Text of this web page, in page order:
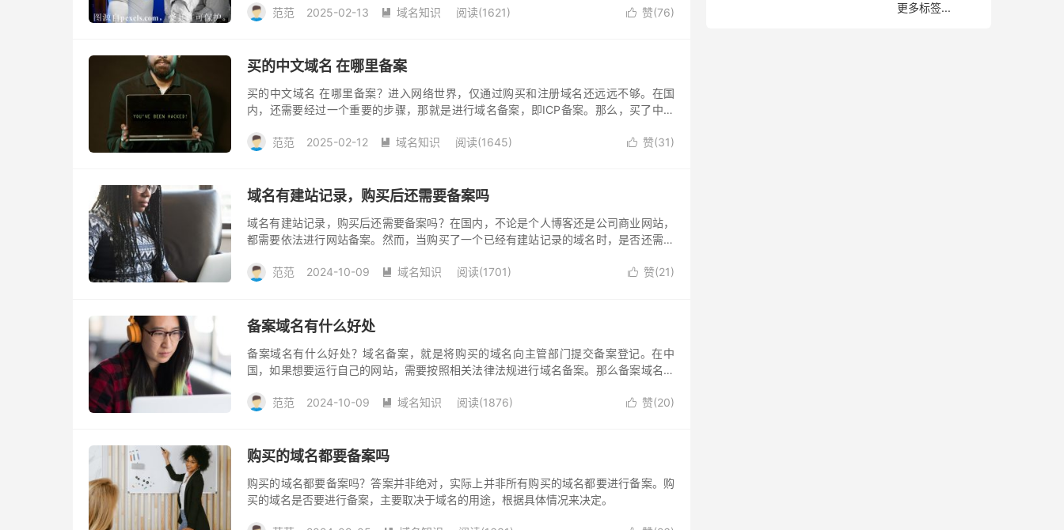
范范
2025-02-13  域名知识 阅读(1621)  赞(76)
买的中文域名 在哪里备案
买的中文域名 在哪里备案？进入网络世界，仅通过购买和注册域名还远远不够。在国
内，还需要经过一个重要的步骤，那就是进行域名备案，即ICP备案。那么，买了中文
商。比如在西部数码购买的网站主机服务器，那么就在其备案平台上提交备案。
范范 2025-02-12  域名知识 阅读(1645)  赞(31)
域名有建站记录，购买后还需要备案吗
域名有建站记录，购买后还需要备案吗？在国内，不论是个人博客还是公司商业网站，
都需要依法进行网站备案。然而，当购买了一个已经有建站记录的域名时，是否还需要
系备案接入商，按照规定要求办理备案。
范范 2024-10-09  域名知识 阅读(1701)  赞(21)
备案域名有什么好处
备案域名有什么好处？域名备案，就是将购买的域名向主管部门提交备案登记。在中
国，如果想要运行自己的网站，需要按照相关法律法规进行域名备案。那么备案域名有
范范
2024-10-09  域名知识 阅读(1876)  赞(20)
购买的域名都要备案吗
购买的域名都要备案吗？答案并非绝对，实际上并非所有购买的域名都要进行备案。购
买的域名是否要进行备案，主要取决于域名的用途，根据具体情况来决定。
更多标签...